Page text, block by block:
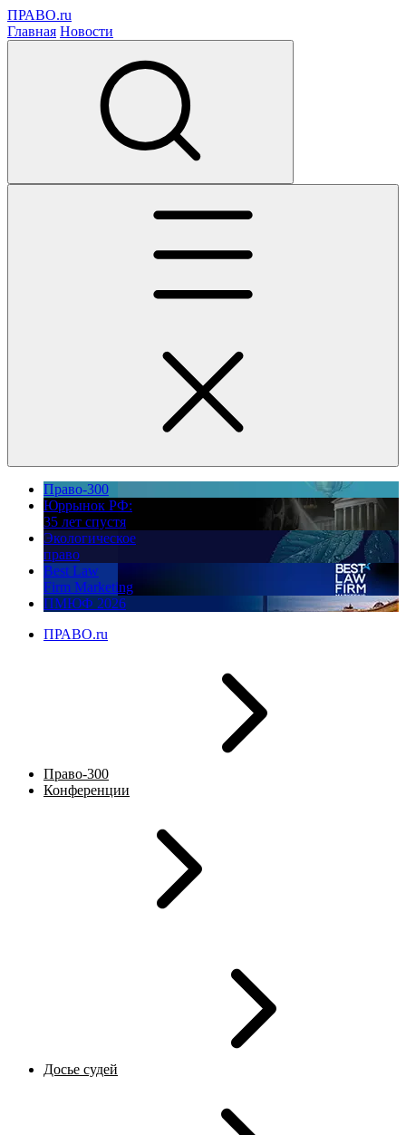
ПРАВО.ru
Главная Новости
Право-300
Юррынок РФ:
35 лет спустя
Экологическое
право
Best Law
Firm Marketing
ПМЮФ 2026
ПРАВО.ru
Право-300
Конференции
Досье судей